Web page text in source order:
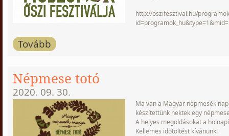
http://oszifesztival.hu/
Tovább
Népmese totó
2020. 09. 30.
Ma van a Magyar népmesék
készítettünk nektek egy
A helyes megoldásokat a
Kellemes időtöltést kívánunk!